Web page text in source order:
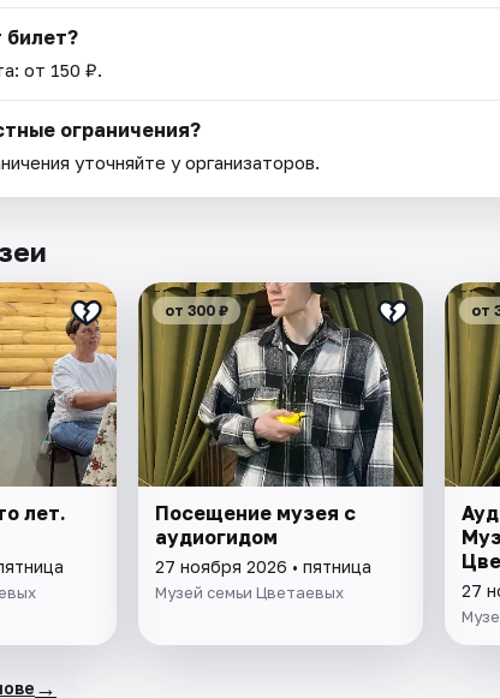
билет?
от 150 ₽.
ограничения?
уточняйте у организаторов.
лет.
от 300 ₽
Посещение музея с
аудиогидом
27 ноября 2026 • пятница
Музей семьи Цветаевых
от
27
→